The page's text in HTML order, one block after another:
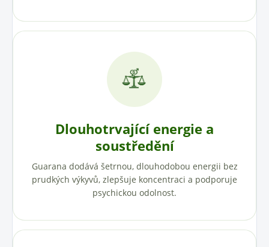
Dlouhotrvající energie a
soustředění
Guarana dodává šetrnou, dlouhodobou energii bez
prudkých výkyvů, zlepšuje koncentraci a podporuje
psychickou odolnost.